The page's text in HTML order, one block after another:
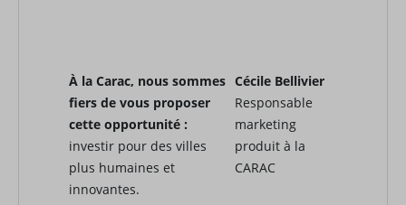
À la Carac, nous sommes
fiers de vous proposer
cette opportunité :
investir pour des villes
plus humaines et
innovantes.
Cécile Bellivier
Responsable
marketing
produit à la
CARAC